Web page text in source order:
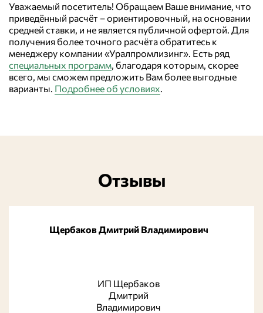
Уважаемый посетитель! Обращаем Ваше внимание, что
приведённый расчёт – ориентировочный, на основании
средней ставки, и не является публичной офертой. Для
получения более точного расчёта обратитесь к
менеджеру компании «Уралпромлизинг». Есть ряд
специальных программ, благодаря которым, скорее
всего, мы сможем предложить Вам более выгодные
варианты.
Подробнее об условиях.
Отзывы
Щербаков Дмитрий Владимирович
ИП Щербаков
Дмитрий
Владимирович